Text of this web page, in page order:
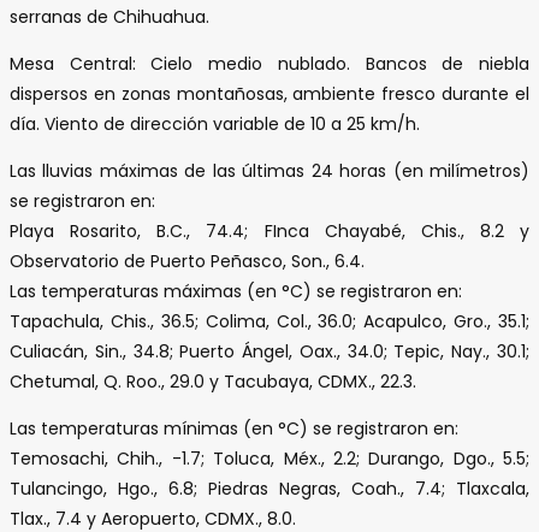
serranas de Chihuahua.
Mesa Central: Cielo medio nublado. Bancos de niebla
dispersos en zonas montañosas, ambiente fresco durante el
día. Viento de dirección variable de 10 a 25 km/h.
Las lluvias máximas de las últimas 24 horas (en milímetros)
se registraron en:
Playa Rosarito, B.C., 74.4; FInca Chayabé, Chis., 8.2 y
Observatorio de Puerto Peñasco, Son., 6.4.
Las temperaturas máximas (en °C) se registraron en:
Tapachula, Chis., 36.5; Colima, Col., 36.0; Acapulco, Gro., 35.1;
Culiacán, Sin., 34.8; Puerto Ángel, Oax., 34.0; Tepic, Nay., 30.1;
Chetumal, Q. Roo., 29.0 y Tacubaya, CDMX., 22.3.
Las temperaturas mínimas (en °C) se registraron en:
Temosachi, Chih., -1.7; Toluca, Méx., 2.2; Durango, Dgo., 5.5;
Tulancingo, Hgo., 6.8; Piedras Negras, Coah., 7.4; Tlaxcala,
Tlax., 7.4 y Aeropuerto, CDMX., 8.0.